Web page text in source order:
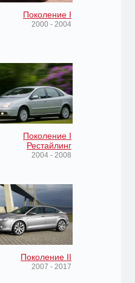
Поколение I
2000 - 2004
Поколение I
Рестайлинг
2004 - 2008
Поколение II
2007 - 2017